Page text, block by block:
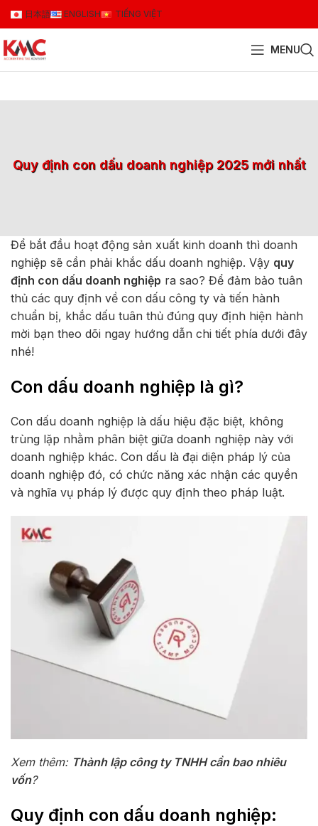
日本語 ENGLISH TIẾNG VIỆT
MENU
Quy định con dấu doanh nghiệp 2025 mới nhất
Để bắt đầu hoạt động sản xuất kinh doanh thì doanh
nghiệp sẽ cần phải khắc dấu doanh nghiệp. Vậy quy
định con dấu doanh nghiệp ra sao? Để đảm bảo tuân
thủ các quy định về con dấu công ty và tiến hành
chuẩn bị, khắc dấu tuân thủ đúng quy định hiện hành
mời bạn theo dõi ngay hướng dẫn chi tiết phía dưới đây
nhé!
Con dấu doanh nghiệp là gì?
Con dấu doanh nghiệp là dấu hiệu đặc biệt, không
trùng lặp nhằm phân biệt giữa doanh nghiệp này với
doanh nghiệp khác. Con dấu là đại diện pháp lý của
doanh nghiệp đó, có chức năng xác nhận các quyền
và nghĩa vụ pháp lý được quy định theo pháp luật.
Xem thêm: Thành lập công ty TNHH cần bao nhiêu
vốn?
Quy định con dấu doanh nghiệp: